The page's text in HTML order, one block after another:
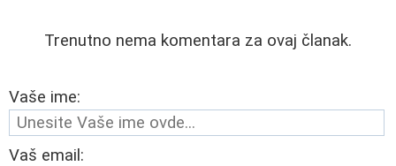
Trenutno nema komentara za ovaj članak.
Vaše ime:
Vaš email: